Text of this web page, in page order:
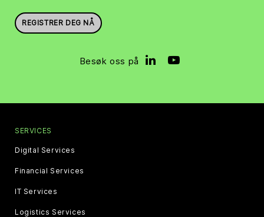
REGISTRER DEG NÅ
Besøk oss på
SERVICES
Digital Services
Financial Services
IT Services
Logistics Services